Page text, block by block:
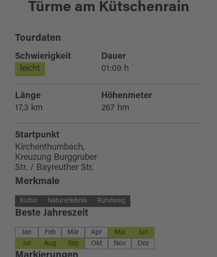
Türme am Kütschenrain
Tourdaten
Schwierigkeit
leicht
Dauer
01:09 h
Länge
17,3 km
Höhenmeter
267 hm
Startpunkt
Kirchenthumbach,
Kreuzung Burggruber
Str. / Bayreuther Str.
Merkmale
Kultur Naturerlebnis Rundweg
Beste Jahreszeit
Jan Feb Mär Apr Mai
Jun
Jul
Aug Sep Okt Nov Dez